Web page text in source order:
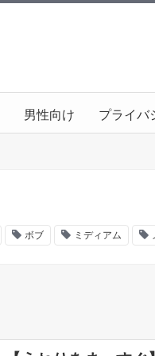
男性向け プライバ
ボブ ミディアム